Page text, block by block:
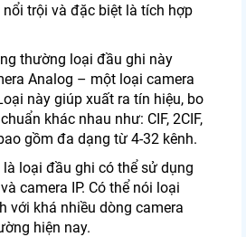
trội và đặc biệt là tích hợp
thường loại đầu ghi này
Analog – một loại camera
này giúp xuất ra tín hiệu, bo
khác nhau như: CIF, 2CIF,
gồm đa dạng từ 4-32 kênh.
loại đầu ghi có thể sử dụng
camera IP. Có thể nói loại
với khá nhiều dòng camera
hiện nay.